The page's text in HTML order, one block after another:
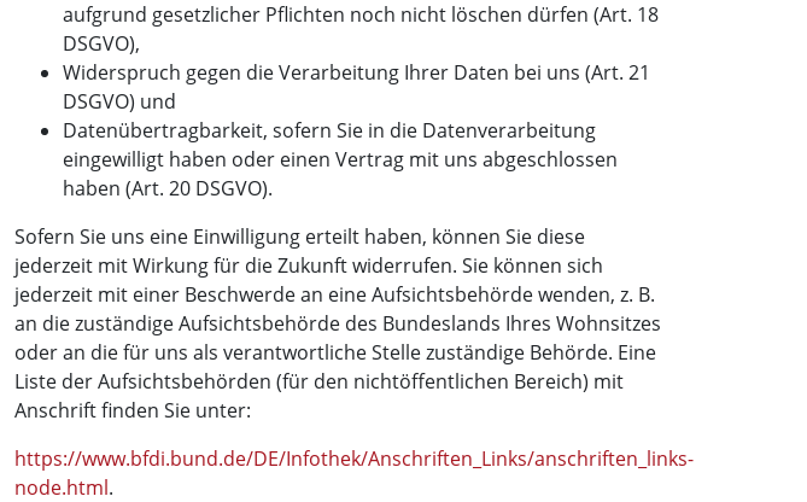
aufgrund gesetzlicher Pflichten noch nicht löschen dürfen (Art. 18
DSGVO),
Widerspruch gegen die Verarbeitung Ihrer Daten bei uns (Art. 21
DSGVO) und
Datenübertragbarkeit, sofern Sie in die Datenverarbeitung
eingewilligt haben oder einen Vertrag mit uns abgeschlossen
haben (Art. 20 DSGVO).
Sofern Sie uns eine Einwilligung erteilt haben, können Sie diese
jederzeit mit Wirkung für die Zukunft widerrufen. Sie können sich
jederzeit mit einer Beschwerde an eine Aufsichtsbehörde wenden, z. B.
an die zuständige Aufsichtsbehörde des Bundeslands Ihres Wohnsitzes
oder an die für uns als verantwortliche Stelle zuständige Behörde. Eine
Liste der Aufsichtsbehörden (für den nichtöffentlichen Bereich) mit
Anschrift finden Sie unter:
https://www.bfdi.bund.de/DE/Infothek/Anschriften_Links/anschriften_links-
node.html.